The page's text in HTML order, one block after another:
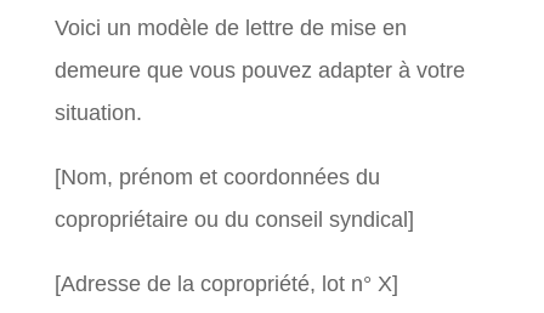
Voici un modèle de lettre de mise en
demeure que vous pouvez adapter à votre
situation.
[Nom, prénom et coordonnées du
copropriétaire ou du conseil syndical]
[Adresse de la copropriété, lot n° X]